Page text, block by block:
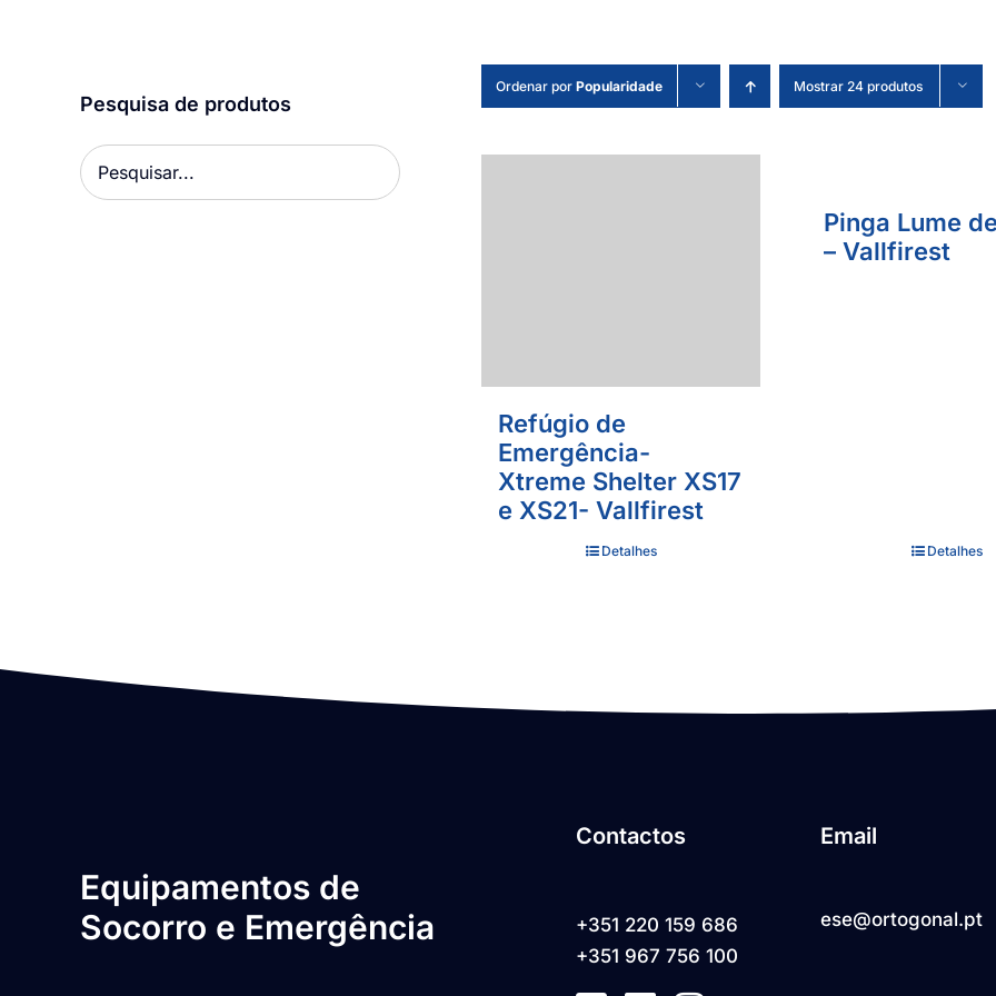
Ordenar por Popularidade Mostrar 24 produtos
Refúgio de
Emergência-
Xtreme Shelter XS17
e XS21- Vallfirest
Detalhes
Pinga Lume
– Vallfirest
Detalhes
Pesquisa de produtos
Equipamentos de
Socorro e Emergência
Contactos
+351 220 159 686
+351 967 756 100
Email
ese@ortogonal.pt